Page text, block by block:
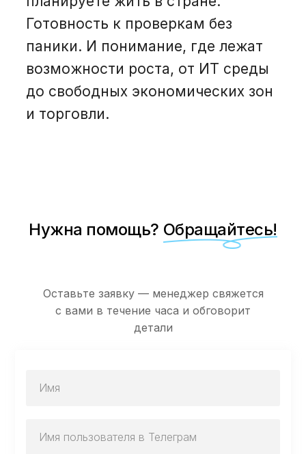
Готовность к проверкам без
паники. И понимание, где лежат
возможности роста, от ИТ среды
до свободных экономических зон
и торговли.
Нужна помощь? Обращайтесь!
Оставьте заявку — менеджер свяжется
с вами в течение часа и обговорит
детали